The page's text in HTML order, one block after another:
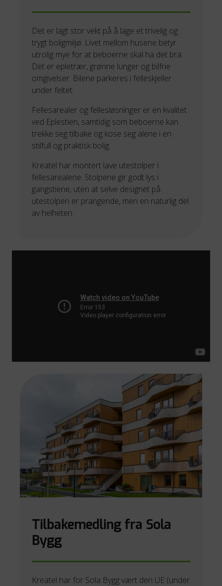
Det er lagt stor vekt på å lage et trivelig og
trygt boligmiljø. Livet mellom husene betyr
utrolig mye for at beboerne skal ha det bra.
Det er epletrær, grønne lunger og bilfrie
omgivelser. Bilene parkeres i felleskjeller
under feltet.
Fellesarealer og fellesløsninger er en kvalitet
ved Eplestien, samtidig som beboerne kan
trekke seg tilbake og kose seg alene i en
stilfull og praktisk bolig.
Kreatel har montert lave utestolper i
fellesarealene. Stolpene gir godt lys i
gangstiene, uten at selve designet på
utestolpen er prangende, men en naturlig del
av helheten.
Tilbakemedling fra Sola
Bygg
Kreatel har for Sola Bygg vært den UE (under